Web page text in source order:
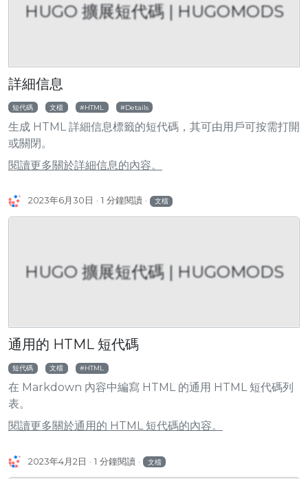
HUGO 擴展短代碼 | HUGOMODS
詳細信息
短代碼 文檔 HTML Details
生成 HTML 詳細信息標籤的短代碼，其可由用戶可按需打開
或關閉。
閱讀更多關於詳細信息的內容。
2023年6月30日 1 分鐘閱讀 文檔
HUGO 擴展短代碼 | HUGOMODS
通用的 HTML 短代碼
短代碼 文檔 HTML
在 Markdown 內容中編寫 HTML 的通用 HTML 短代碼列
表。
閱讀更多關於通用的 HTML 短代碼的內容。
2023年4月2日 1 分鐘閱讀 文檔